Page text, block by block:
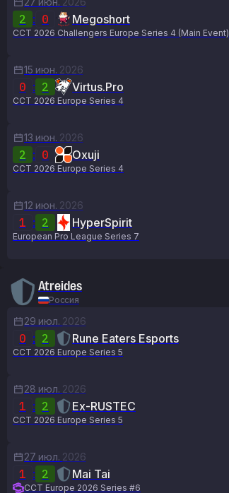
2 : 0 Megoshort
CCT 2026 Challengers Europe Series 4 (Main Event)
15 июн. 2026
0 : 2 Virtus.pro
CCT 2026 Europe Series 4
13 июн. 2026
2 : 0 Oxuji
CCT 2026 Europe Series 4
12 июн. 2026
1 : 2 HyperSpirit
European Pro League Series 7
Atreides
Россия
29 июл. 2026
0 : 2 Rune Eaters Esports
CCT 2026 Europe Series 5
28 июл. 2026
1 : 2 Ex-RUSTEC
CCT 2026 Europe Series 5
27 июл. 2026
1 : 2 Mai Tai
CCT Europe 2026 Series #6